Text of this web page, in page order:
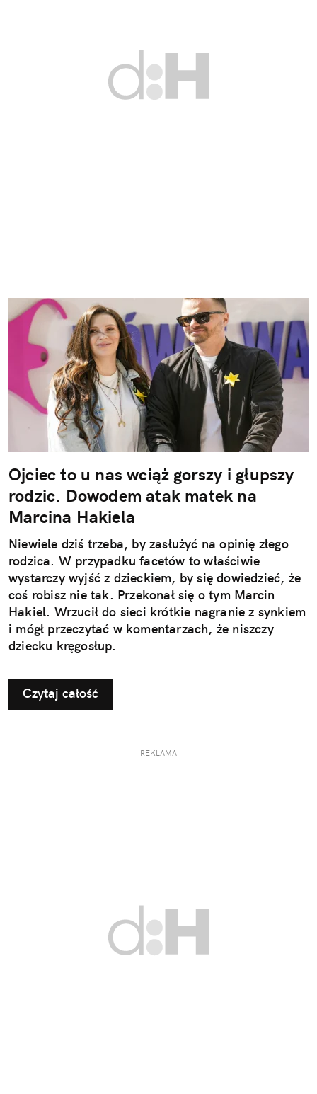
Ojciec to u nas wciąż gorszy i głupszy
rodzic. Dowodem atak matek na
Marcina Hakiela
Niewiele dziś trzeba, by zasłużyć na opinię złego
rodzica. W przypadku facetów to właściwie
wystarczy wyjść z dzieckiem, by się dowiedzieć, że
coś robisz nie tak. Przekonał się o tym Marcin
Hakiel. Wrzucił do sieci krótkie nagranie z synkiem
i mógł przeczytać w komentarzach, że niszczy
dziecku kręgosłup.
Czytaj całość
REKLAMA